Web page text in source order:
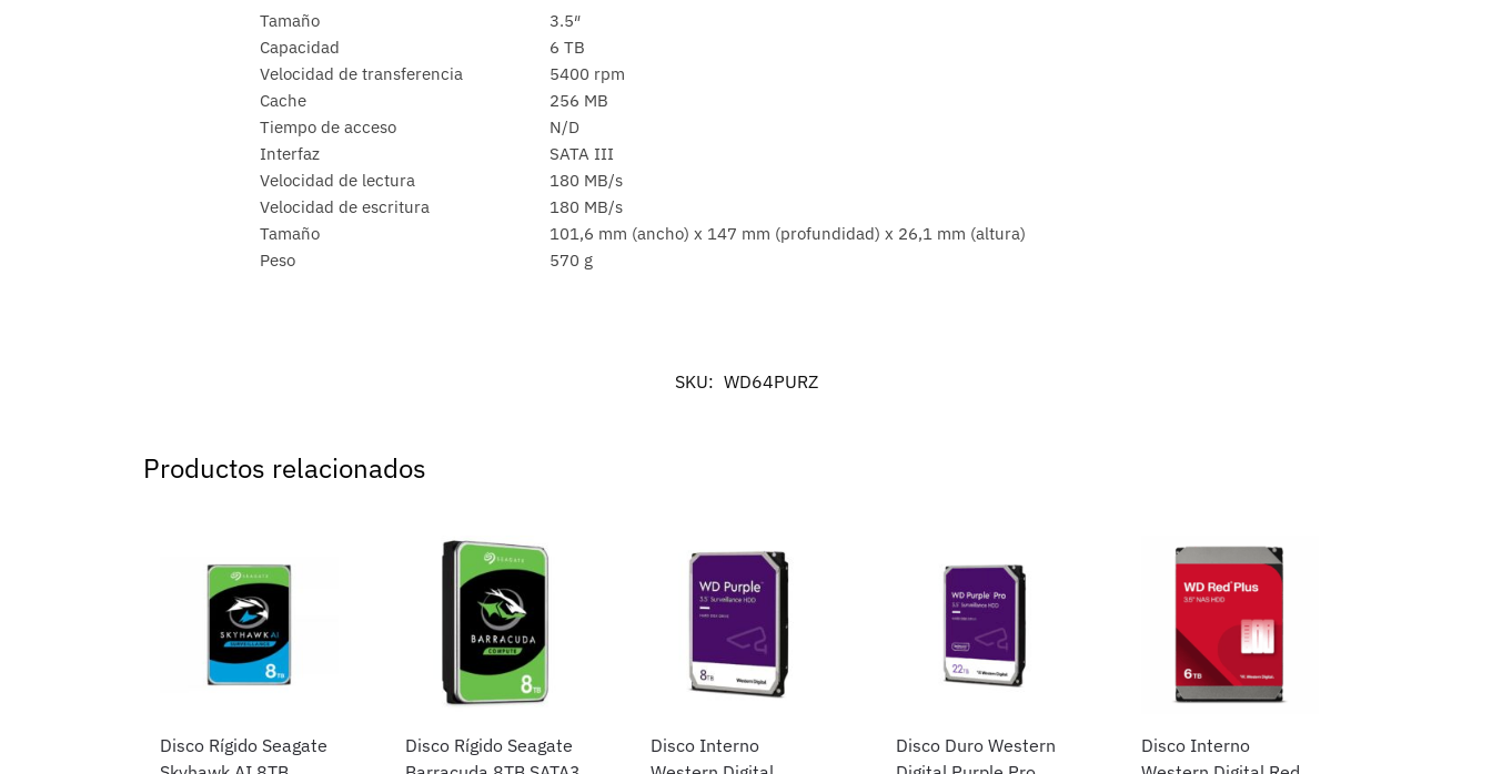
Tamaño
3.5″
Capacidad
6 TB
Velocidad de transferencia
5400 rpm
Cache
256 MB
Tiempo de acceso
N/D
Interfaz
SATA III
Velocidad de lectura
180 MB/s
Velocidad de escritura
180 MB/s
Tamaño
101,6 mm (ancho) x 147 mm (profundidad) x 26,1 mm (altura)
Peso
570 g
SKU: WD64PURZ
Productos relacionados
Disco Rígido Seagate
Disco Rígido Seagate
Disco Interno
Disco Duro Western
Disco Interno